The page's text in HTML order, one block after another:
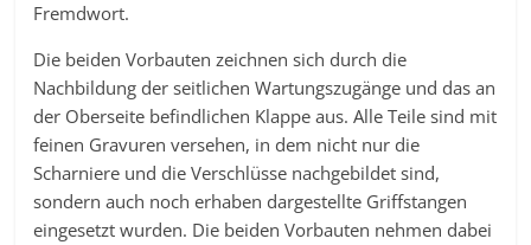
Fremdwort.
Die beiden Vorbauten zeichnen sich durch die
Nachbildung der seitlichen Wartungszugänge und das an
der Oberseite befindlichen Klappe aus. Alle Teile sind mit
feinen Gravuren versehen, in dem nicht nur die
Scharniere und die Verschlüsse nachgebildet sind,
sondern auch noch erhaben dargestellte Griffstangen
eingesetzt wurden. Die beiden Vorbauten nehmen dabei